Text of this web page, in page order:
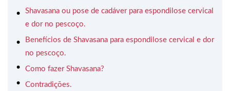
Shavasana ou pose de cadáver para espondilose cervical
e dor no pescoço.
Benefícios de Shavasana para espondilose cervical e dor
no pescoço.
Como fazer Shavasana?
Contradições.